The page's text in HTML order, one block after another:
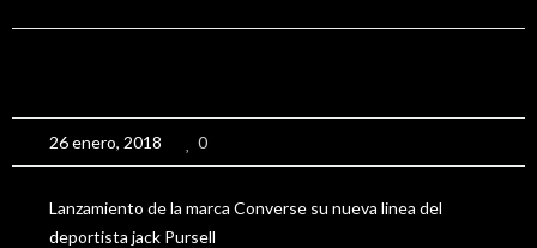
26 enero, 2018 0
Lanzamiento de la marca Converse su nueva linea del
deportista jack Pursell